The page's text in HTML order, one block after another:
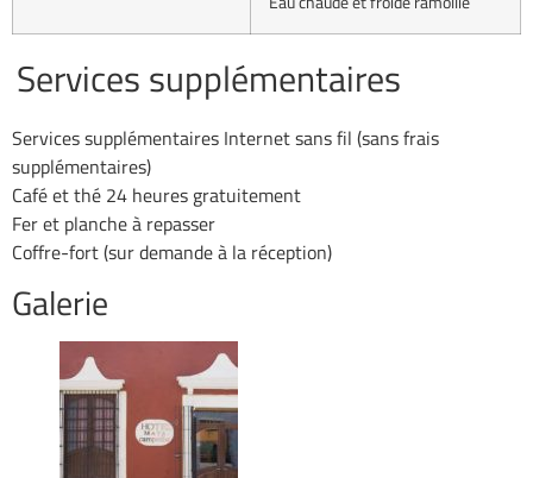
Services supplémentaires
Services supplémentaires Internet sans fil (sans frais
supplémentaires)
Café et thé 24 heures gratuitement
Fer et planche à repasser
Coffre-fort (sur demande à la réception)
Galerie